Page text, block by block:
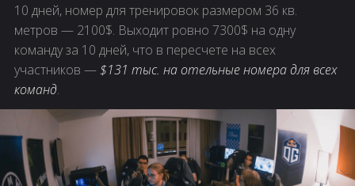
10 дней, номер для тренировок размером 36 кв.
метров — 2100$. Выходит ровно 7300$ на одну
команду за 10 дней, что в пересчете на всех
участников —$131 тыс. на отельные номера для всех
команд.